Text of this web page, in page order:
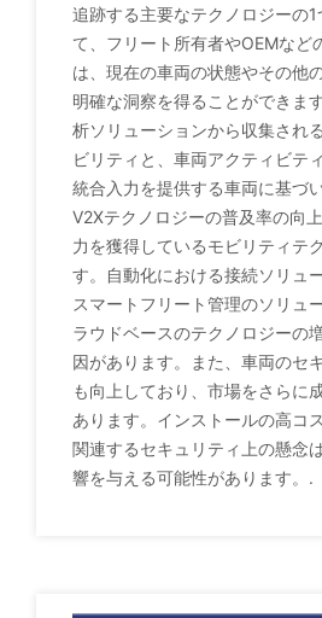
追跡する主要なテクノロジーの
て、フリート所有者やOEMなど
は、現在の車両の状態やその他
明確な洞察を得ることができま
析ソリューションから収集され
ビリティと、車両アクティビテ
統合入力を提供する車両に基づ
V2Xテクノロジーの普及率の向
力を獲得しているモビリティテ
す。自動化における接続ソリュ
スマートフリート管理のソリュ
ラウドベースのテクノロジーの
因があります。また、車両のセ
も向上しており、市場をさらに
あります。インストールの高コ
関連するセキュリティ上の懸念
響を与える可能性があります。.